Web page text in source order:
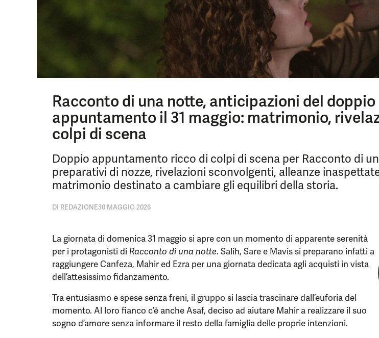
Racconto di una notte, anticipazioni del doppio
appuntamento il 31 maggio: matrimonio,
colpi di scena
Doppio appuntamento ricco di colpi di scena per Racconto di
preparativi di nozze, rivelazioni sconvolgenti, alleanze
matrimonio destinato a cambiare gli equilibri della storia.
DI REDAZIONE30 MAGGIO 2026
La giornata di domenica 31 maggio si apre con un momento di apparente serenità
per i protagonisti di Racconto di una notte. Salih, Sare e Mavis si preparano infatti a
raggiungere Canfeza, Mahir ed Ezra per una giornata dedicata agli acquisti in vista
dell’attesissimo fidanzamento.
Tra entusiasmo e spese senza freni, il gruppo si lascia trascinare dall’euforia del
momento. Al loro fianco c’è anche Asaf, deciso ad aiutare Mahir a realizzare il suo
sogno d’amore senza informare il resto della famiglia delle proprie intenzioni.